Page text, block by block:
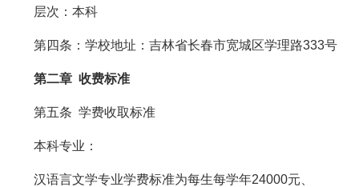
层次：本科
第四条：学校地址：吉林省长春市宽城区学理路333号
第二章 收费标准
第五条 学费收取标准
本科专业：
汉语言文学专业学费标准为每生每学年24000元、